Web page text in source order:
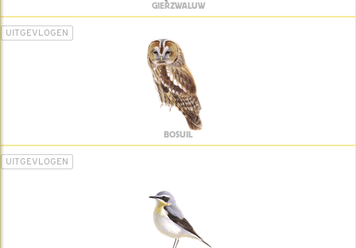
GIERZWALUW
UITGEVLOGEN
BOSUIL
UITGEVLOGEN